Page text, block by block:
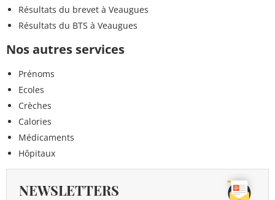
Résultats du brevet à Veaugues
Résultats du BTS à Veaugues
Nos autres services
Prénoms
Ecoles
Crèches
Calories
Médicaments
Hôpitaux
NEWSLETTERS